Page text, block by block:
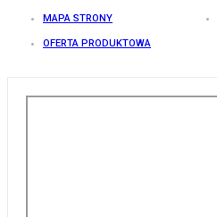
MAPA STRONY
OFERTA PRODUKTOWA